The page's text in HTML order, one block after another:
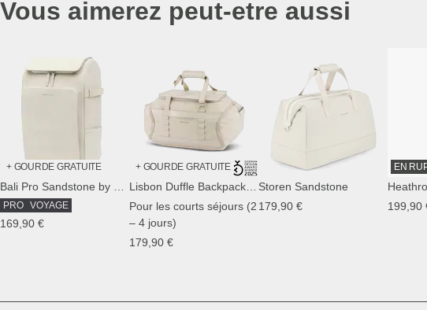
Vous aimerez peut-etre aussi
+ GOURDE GRATUITE
PRO VOYAGE
169,90 €
+ GOURDE GRATUITE
Pour les courts séjours (2
– 4 jours)
179,90 €
Storen Sandstone
179,90 €
EN
199,90